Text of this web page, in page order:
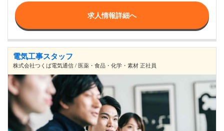
求人情報詳細へ
電気工事スタッフ
株式会社つくば電気通信 / 医薬・食品・化学・素材 正社員